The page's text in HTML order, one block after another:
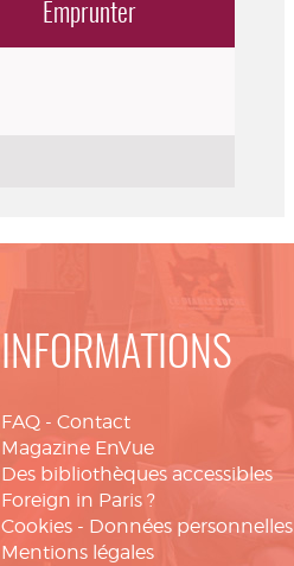
Emprunter
INFORMATIONS
FAQ - Contact
Magazine EnVue
Des bibliothèques accessibles
Foreign in Paris ?
Cookies - Données personnelles
Mentions légales